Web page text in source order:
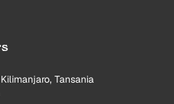
Tansania